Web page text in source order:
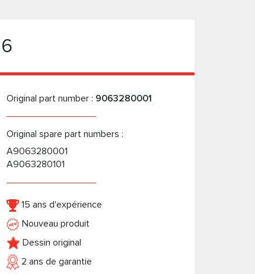
Original part number : 9063280001
Original spare part numbers :
A9063280001
A9063280101
15 ans d'expérience
Nouveau produit
Dessin original
2 ans de garantie